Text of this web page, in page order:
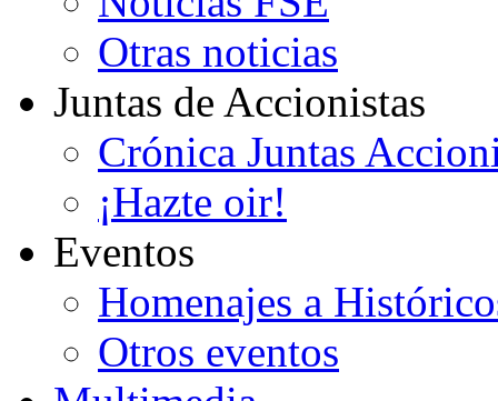
Otras noticias
Juntas de Accionistas
Crónica Juntas
¡Hazte oir!
Eventos
Homenajes a
Otros eventos